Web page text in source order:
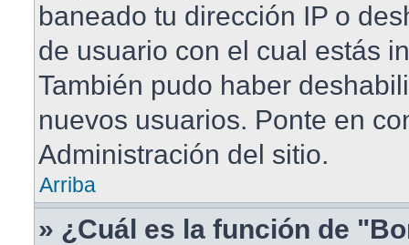
baneado tu dirección IP o
de usuario con el cual estás
También pudo haber
nuevos usuarios. Ponte en
Administración del sitio.
Arriba
» ¿Cuál es la función de